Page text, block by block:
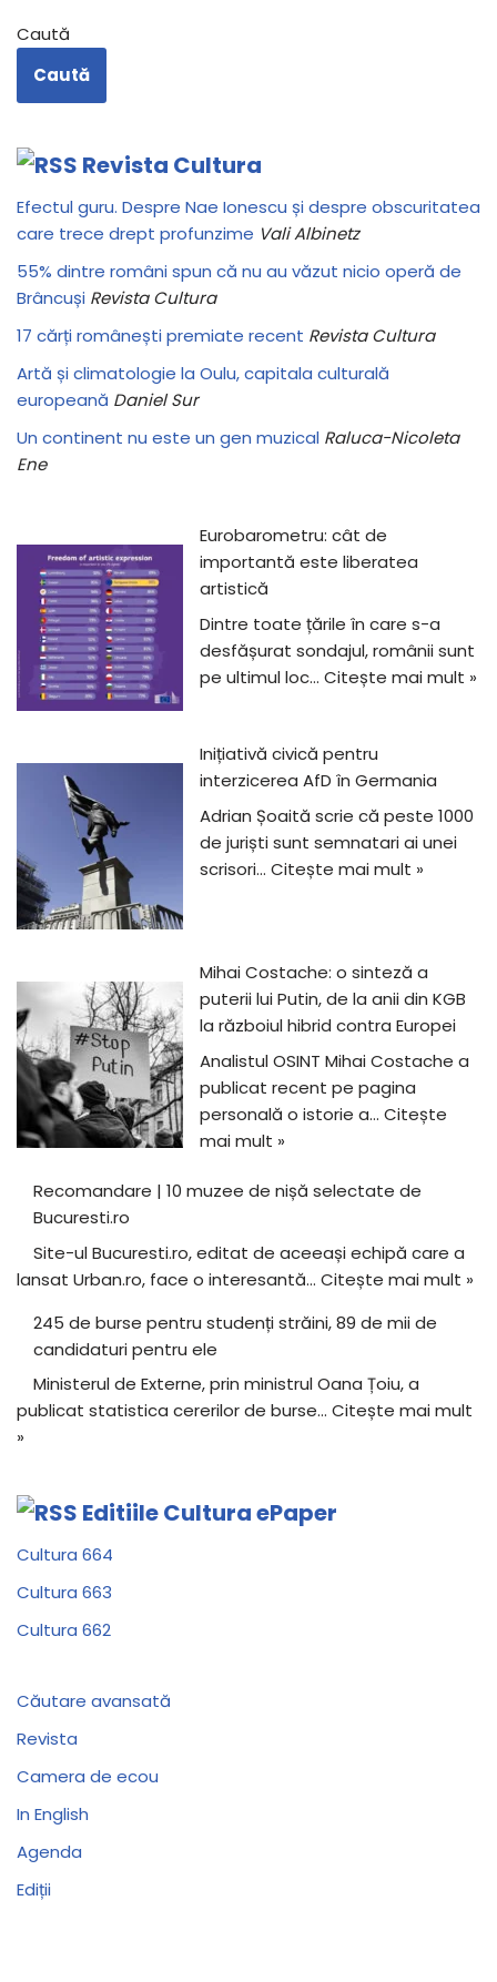
Caută
Caută
Revista Cultura
Efectul guru. Despre Nae Ionescu și despre obscuritatea
care trece drept profunzime Vali Albinetz
55% dintre români spun că nu au văzut nicio operă de
Brâncuși Revista Cultura
17 cărți românești premiate recent Revista Cultura
Artă și climatologie la Oulu, capitala culturală
europeană Daniel Sur
Un continent nu este un gen muzical Raluca-Nicoleta
Ene
Eurobarometru: cât de
importantă este liberatea
artistică
Dintre toate țările în care s-a
desfășurat sondajul, românii sunt
pe ultimul loc… Citește mai mult »
Inițiativă civică pentru
interzicerea AfD în Germania
Adrian Șoaită scrie că peste 1000
de juriști sunt semnatari ai unei
scrisori… Citește mai mult »
Mihai Costache: o sinteză a
puterii lui Putin, de la anii din KGB
la războiul hibrid contra Europei
Analistul OSINT Mihai Costache a
publicat recent pe pagina
personală o istorie a… Citește
mai mult »
Recomandare | 10 muzee de nișă selectate de
Bucuresti.ro
Site-ul Bucuresti.ro, editat de aceeași echipă care a
lansat Urban.ro, face o interesantă… Citește mai mult »
245 de burse pentru studenți străini, 89 de mii de
candidaturi pentru ele
Ministerul de Externe, prin ministrul Oana Țoiu, a
publicat statistica cererilor de burse… Citește mai mult
»
Editiile Cultura ePaper
Cultura 664
Cultura 663
Cultura 662
Căutare avansată
Revista
Camera de ecou
In English
Agenda
Ediții